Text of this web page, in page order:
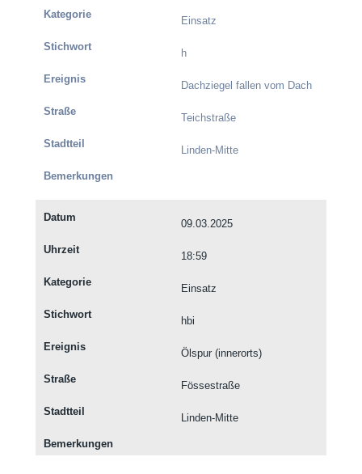
Einsatz
h
Dachziegel fallen vom Dach
Teichstraße
Linden-Mitte
09.03.2025
18:59
Einsatz
hbi
Ölspur (innerorts)
Fössestraße
Linden-Mitte